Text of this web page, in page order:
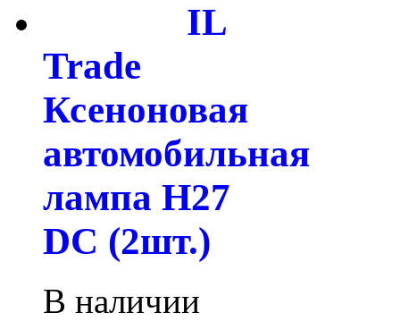
IL
Trade
Ксеноновая
автомобильная
лампа H27
DC (2шт.)
В наличии